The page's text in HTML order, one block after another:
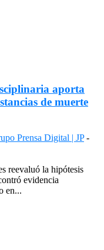
aporta
de muerte
Prensa Digital | JP -
reevaluó la hipótesis
evidencia
en...